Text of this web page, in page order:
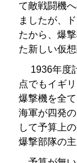
て敵戦闘機
ましたが、
たから、爆
た新しい仮
1936年度
点でもイギ
爆撃機を全
海軍が四発
して予算上
爆撃部隊の